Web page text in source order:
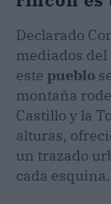
Declarado
mediados del
este pueblo
montaña
Castillo y la
alturas,
un trazado
cada esquina.